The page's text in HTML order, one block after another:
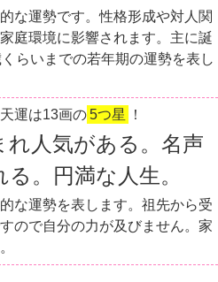
な運勢です。性格形成や対人関
庭環境に影響されます。主に誕
らいまでの若年期の運勢を表し
運は13画の5つ星 ！
れ人気がある。名声
。円満な人生。
な運勢を表します。祖先から受
ので自分の力が及びません。家